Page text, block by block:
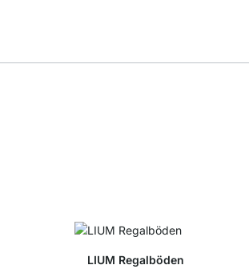
LIUM Regalböden